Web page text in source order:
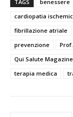
TAGS benessere
cardiopatia
fibrillazione atriale
prevenzione
Qui Salute Magazine
terapia medica